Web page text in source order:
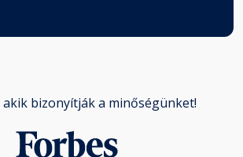
bizonyítják a minőségünket!